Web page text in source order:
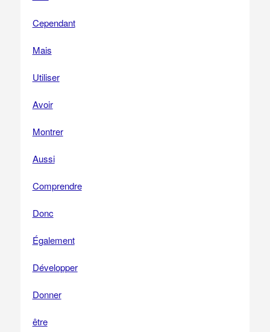
Cependant
Mais
Utiliser
Avoir
Montrer
Aussi
Comprendre
Donc
Également
Développer
Donner
être